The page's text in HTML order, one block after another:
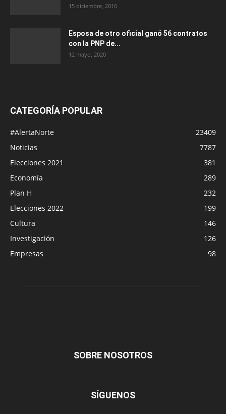
15 diciembre, 2016
Esposa de otro oficial ganó 56 contratos
con la PNP de...
12 mayo, 2020
CATEGORÍA POPULAR
#AlertaNorte
23409
Noticias
7787
Elecciones 2021
381
Economía
289
Plan H
232
Elecciones 2022
199
Cultura
146
Investigación
126
Empresas
98
SOBRE NOSOTROS
SÍGUENOS